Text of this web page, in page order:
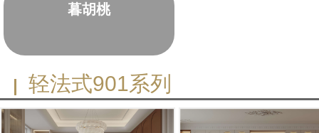
暮胡桃
轻法式901系列